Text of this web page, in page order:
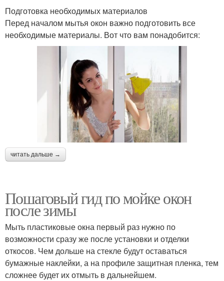
Подготовка необходимых материалов
Перед началом мытья окон важно подготовить все
необходимые материалы. Вот что вам понадобится:
читать дальше →
Пошаговый гид по мойке окон
после зимы
Мыть пластиковые окна первый раз нужно по
возможности сразу же после установки и отделки
откосов. Чем дольше на стекле будут оставаться
бумажные наклейки, а на профиле защитная пленка, тем
сложнее будет их отмыть в дальнейшем.